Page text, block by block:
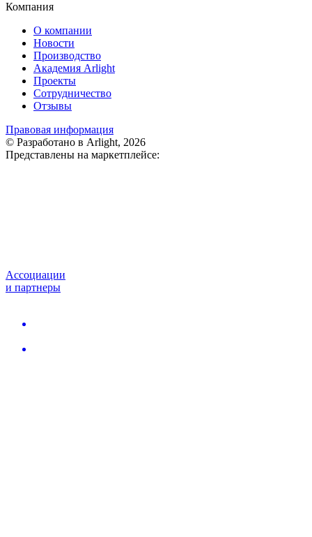
Компания
О компании
Новости
Производство
Академия Arlight
Проекты
Сотрудничество
Отзывы
Правовая информация
© Разработано в Arlight, 2026
Представлены на маркетплейсе:
Ассоциации
и партнеры